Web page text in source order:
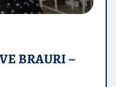
BRAURI –